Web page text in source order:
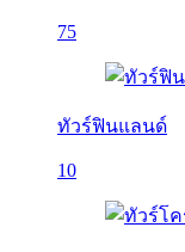
75
ทัวร์ฟินแลนด์
10